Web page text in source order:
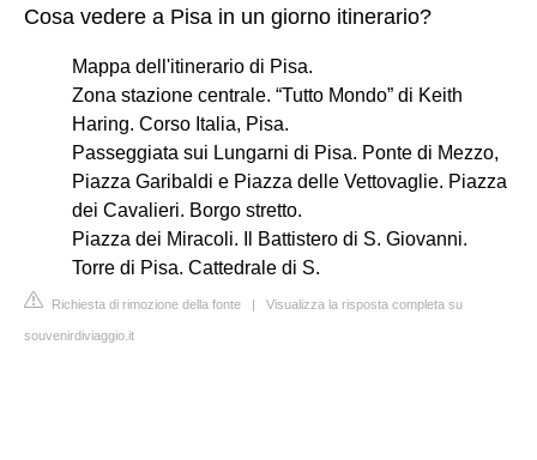
Cosa vedere a Pisa in un giorno itinerario?
Mappa dell'itinerario di Pisa.
Zona stazione centrale. “Tutto Mondo” di Keith
Haring. Corso Italia, Pisa.
Passeggiata sui Lungarni di Pisa. Ponte di Mezzo,
Piazza Garibaldi e Piazza delle Vettovaglie. Piazza
dei Cavalieri. Borgo stretto.
Piazza dei Miracoli. Il Battistero di S. Giovanni.
Torre di Pisa. Cattedrale di S.
Richiesta di rimozione della fonte | Visualizza la risposta completa su
souvenirdiviaggio.it